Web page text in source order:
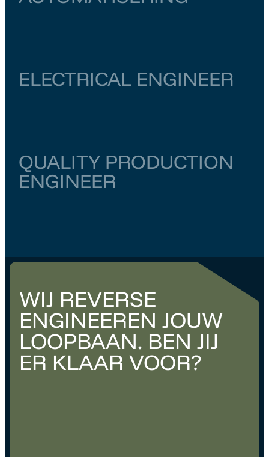
ELECTRICAL ENGINEER
QUALITY PRODUCTION
ENGINEER
WIJ REVERSE
ENGINEEREN JOUW
LOOPBAAN. BEN JIJ
ER KLAAR VOOR?